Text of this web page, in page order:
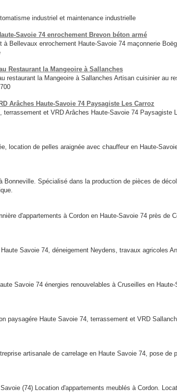
industriel et maintenance industrielle
Savoie 74 enrochement Brevon béton armé
Bellevaux enrochement Haute-Savoie 74 maçonnerie
Restaurant la Mangeoire à Sallanches
restaurant la Mangeoire à Sallanches Artisan cuisinier au
Arâches Haute-Savoie 74 Paysagiste Les Carroz
et VRD Arâches Haute-Savoie 74 Paysagiste
location de pelles araignée avec chauffeur en Haute-
Bonneville. Spécialisé dans la production de pièces de
d'appartements à Cordon en Haute-Savoie 74 près de
Savoie 74, déneigement Neydens, travaux agricoles
Savoie 74 énergies renouvelables à Cruseilles en
paysagére Haute Savoie 74, terrassement et VRD
artisanale de carrelage en Haute Savoie 74, pose de
(74) Location d'appartements meublés à Cordon.